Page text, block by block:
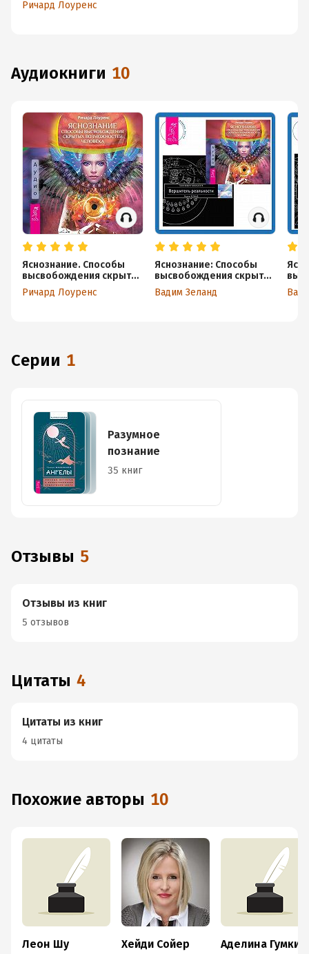
других, ключ к
Ричард Лоуренс
аудиокниги 10
Яснознание. Способы
высвобождения скрытых
возможностей человека
Ричард Лоуренс
Яснознание: Способы
высвобождения скрытых
возможностей человека.
Вершитель реальности
Вадим Зеланд
Серии 1
Разумное
познание
35 книг
Отзывы 5
Отзывы из книг
5 отзывов
Цитаты 4
Цитаты из книг
4 цитаты
Похожие авторы 10
Леон Шу Хейди Сойер